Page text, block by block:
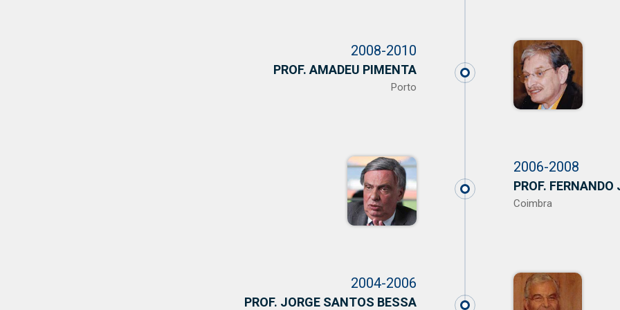
2008-2010
PROF. AMADEU PIMENTA
Porto
2006-2008
PROF.
Coimbra
2004-2006
PROF. JORGE SANTOS BESSA